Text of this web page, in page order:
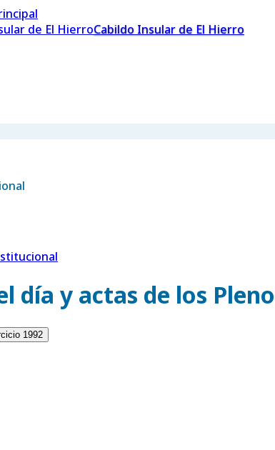
Cabildo Insular de El Hierro
día y actas de los
1992